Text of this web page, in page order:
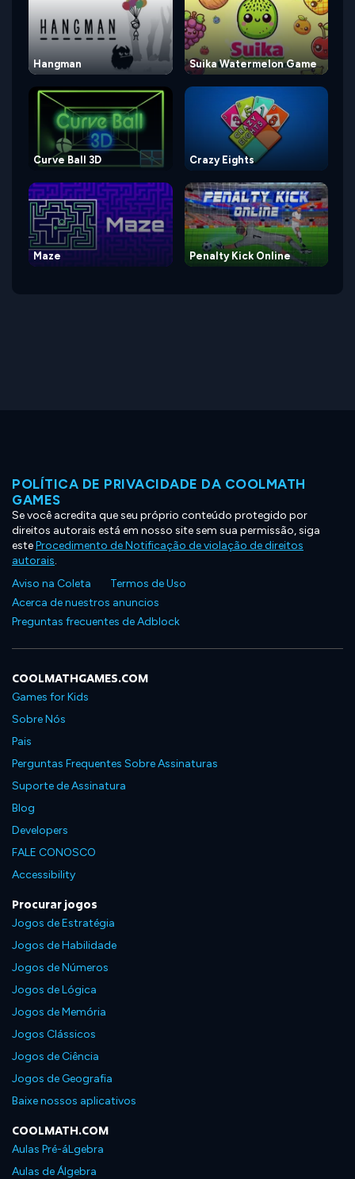
Hangman Suika Watermelon Game
Curve Ball 3D Crazy Eights
Maze Penalty Kick Online
POLÍTICA DE PRIVACIDADE DA COOLMATH
GAMES
Se você acredita que seu próprio conteúdo protegido por
direitos autorais está em nosso site sem sua permissão, siga
esteProcedimento de Notificação de violação de direitos
autorais.
Aviso na Coleta
Termos de Uso
Acerca de nuestros anuncios
Preguntas frecuentes de Adblock
COOLMATHGAMES.COM
Games for Kids
Sobre Nós
Pais
Perguntas Frequentes Sobre Assinaturas
Suporte de Assinatura
Blog
Developers
FALE CONOSCO
Accessibility
Procurar jogos
Jogos de Estratégia
Jogos de Habilidade
Jogos de Números
Jogos de Lógica
Jogos de Memória
Jogos Clássicos
Jogos de Ciência
Jogos de Geografia
Baixe nossos aplicativos
COOLMATH.COM
Aulas Pré-áLgebra
Aulas de Álgebra